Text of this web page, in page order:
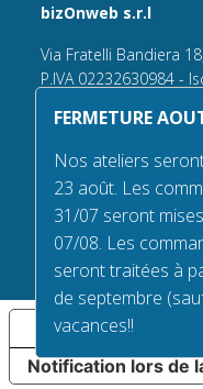
bizOnweb s.r.l
Via Fratelli Bandiera
P.IVA 02232630984 -
n° REA 432569
Tel +39.030 6394506
Email:
PEC
FERMETURE
Nos ateliers
23 août. Les
31/07 seront
07/08. Les
seront traitées à
de septembre
vacances!!
Notification lors de
Vos choix en